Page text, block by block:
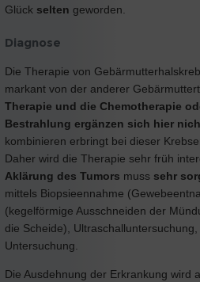
Glück selten geworden.
Diagnose
Die Therapie von
markant von der anderer
Therapie und die Chemotherapie
Bestrahlung ergänzen sich hier
kombinieren erbringt bei dieser
Daher wird die Therapie sehr früh
Aklärung des Tumors muss sehr
mittels Biopsieennahme
(kegelförmige Ausschneiden der
die Scheide),
Untersuchung.
Die Ausdehnung der Erkrankung wird